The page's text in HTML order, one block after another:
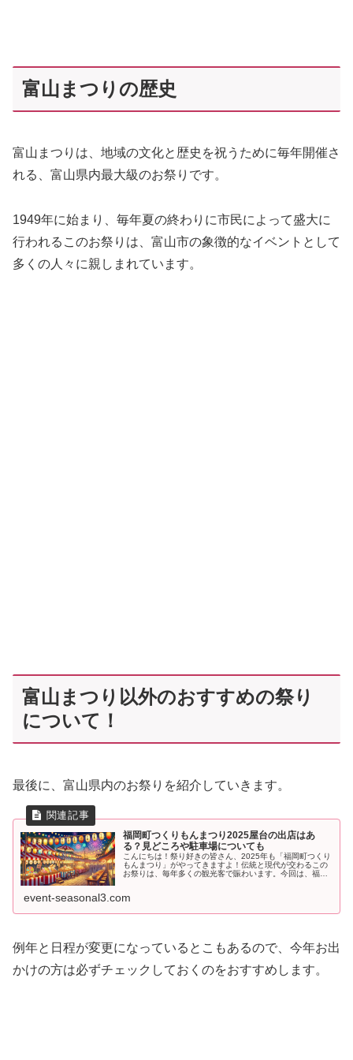
富山まつりの歴史
富山まつりは、地域の文化と歴史を祝うために毎年開催さ
れる、富山県内最大級のお祭りです。
1949年に始まり、毎年夏の終わりに市民によって盛大に
行われるこのお祭りは、富山市の象徴的なイベントとして
多くの人々に親しまれています。
富山まつり以外のおすすめの祭り
について！
最後に、富山県内のお祭りを紹介していきます。
福岡町つくりもんまつり2025屋台の出店はあ
る？見どころや駐車場についても
こんにちは！祭り好きの皆さん、2025年も「福岡町つくり
もんまつり」がやってきますよ！伝統と現代が交わるこの
お祭りは、毎年多くの観光客で賑わいます。今回は、福岡
event-seasonal3.com
例年と日程が変更になっているとこもあるので、今年お出
かけの方は必ずチェックしておくのをおすすめします。